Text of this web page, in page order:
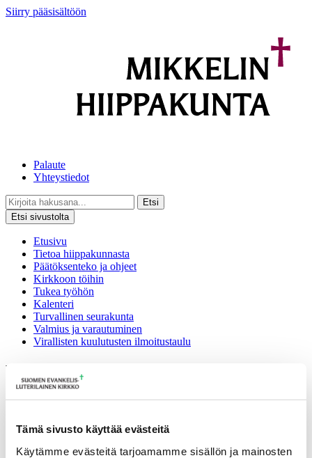
Tämä sivusto käyttää evästeitä
Käytämme evästeitä tarjoamamme sisällön ja mainosten
Siirry pääsisältöön
Palaute
Yhteystiedot
Etsi
Etsi sivustolta
Etusivu
Tietoa hiippakunnasta
Päätöksenteko ja ohjeet
Kirkkoon töihin
Tukea työhön
Kalenteri
Turvallinen seurakunta
Valmius ja varautuminen
Virallisten kuulutusten ilmoitustaulu
Yhteisvastuu-startti, Kotka
02.11.2022 Mariankatu 14, 48100 Kotka, Suomi
YV startit Mikkelin hpk 1.-2.11.22 ohjelma